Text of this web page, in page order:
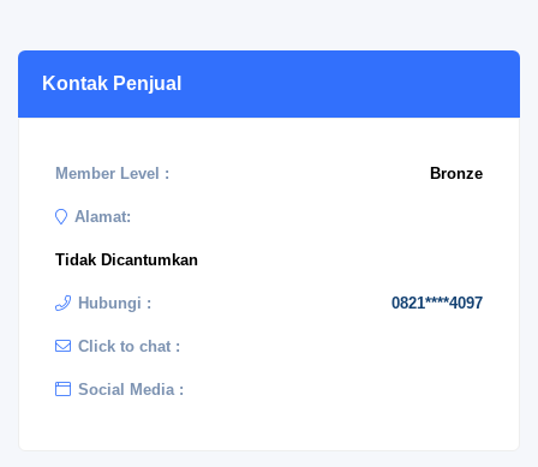
Kontak Penjual
Member Level : Bronze
Alamat:
Tidak Dicantumkan
Hubungi : 0821****4097
Click to chat :
Social Media :